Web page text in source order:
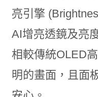
亮引擎
AI增亮透鏡及亮
相較傳統OLED
明的畫面，且面